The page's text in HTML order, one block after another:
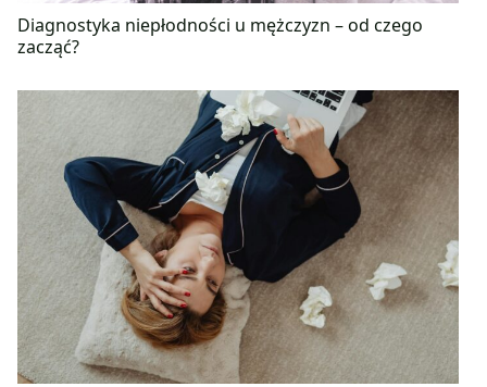
Diagnostyka niepłodności u mężczyzn – od czego
zacząć?